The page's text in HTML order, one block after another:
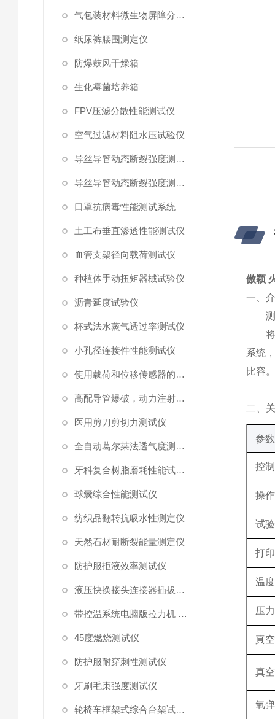
气包装材料微生物屏障分等试验仪
纸尿裤腰围测定仪
防爆鼓风干燥箱
生化霉菌培养箱
FPV压滤分散性能测试仪
空气过滤材料阻水压试验仪
导丝导管动态断裂强度测试仪 （峰值拉力）
导丝导管动态断裂强度测试仪
口罩抗病毒性能测试系统
土工布垂直渗透性能测试仪
血管支架径向载荷测试仪
种植体手动扭矩器械试验仪
沥青延度试验仪
杯式法水蒸气透过率测试仪
小孔径连接件性能测试仪
使用载荷和位移传感器的塑料高速穿刺特性测试仪
高配导管爆破，动力注射中流量及压力测试仪
医用剪刀剪切力测试仪
全自动葛尔莱法透气度测试仪
牙科复合树脂磨耗性能试验仪
球囊综合性能测试仪
纺织品翻转抗吸水性测定仪
天然石材耐断裂能量测定仪
防护服拒液效率测试仪
液压快换接头连接器插拔泄漏测试仪
带控温系统电脑版拉力机 统电脑版拉力机
45度燃烧测试仪
防护服耐穿刺性测试仪
牙刷毛束强度测试仪
轮椅车框架式综合台架试验机
傲颖
一、
系统
比容
二、
参
控
操
试
打
温
压
真
真
氧弹